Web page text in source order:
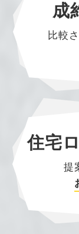
成
比較
住宅
提